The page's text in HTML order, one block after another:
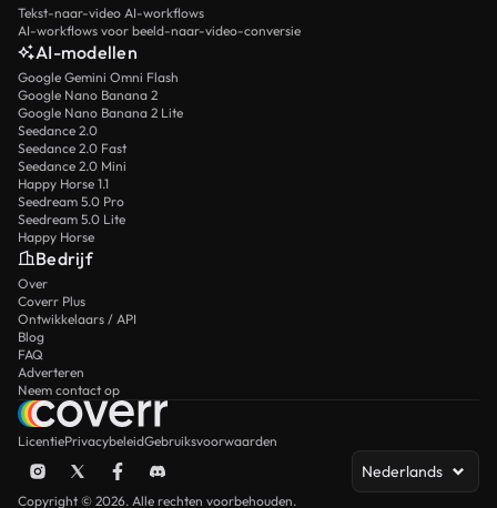
Tekst-naar-video AI-workflows
AI-workflows voor beeld-naar-video-conversie
AI-modellen
Google Gemini Omni Flash
Google Nano Banana 2
Google Nano Banana 2 Lite
Seedance 2.0
Seedance 2.0 Fast
Seedance 2.0 Mini
Happy Horse 1.1
Seedream 5.0 Pro
Seedream 5.0 Lite
Happy Horse
Bedrijf
Over
Coverr Plus
Ontwikkelaars / API
Blog
FAQ
Adverteren
Neem contact op
LicentiePrivacybeleidGebruiksvoorwaarden
Nederlands
Copyright © 2026. Alle rechten voorbehouden.